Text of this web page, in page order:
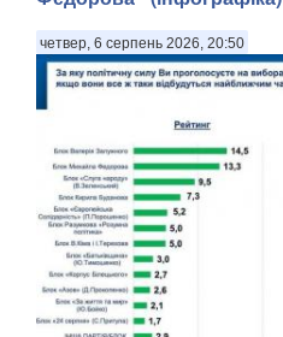
четвер, 6 серпень 2026, 20:50